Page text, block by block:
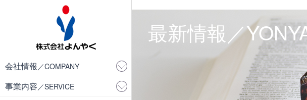
会社情報 ／COMPANY
事業内容／SERVICE
最新情報／